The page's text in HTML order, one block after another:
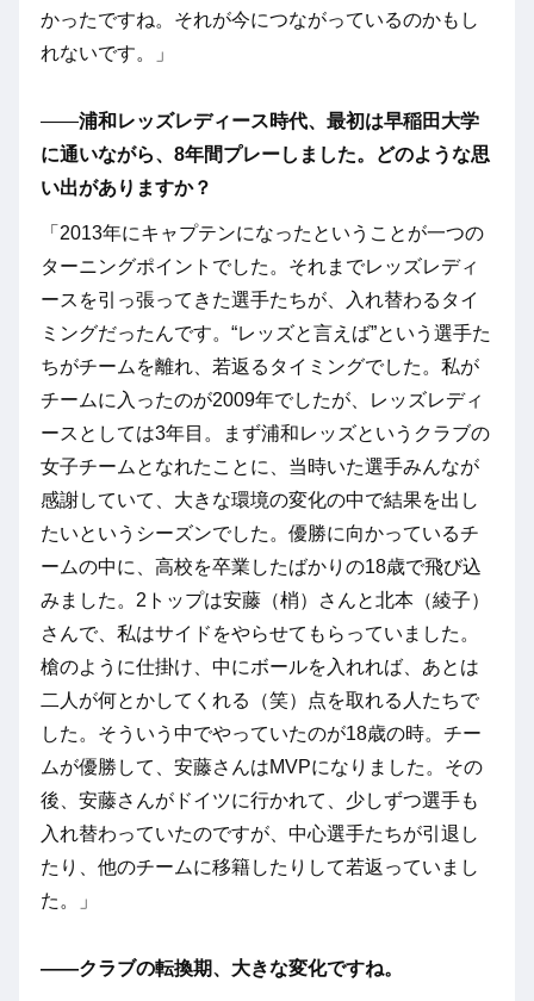
かったですね。それが今につながっているのかもし
れないです。」
――浦和レッズレディース時代、最初は早稲田大学
に通いながら、8年間プレーしました。どのような思
い出がありますか？
「2013年にキャプテンになったということが一つの
ターニングポイントでした。それまでレッズレディ
ースを引っ張ってきた選手たちが、入れ替わるタイ
ミングだったんです。“レッズと言えば”という選手た
ちがチームを離れ、若返るタイミングでした。私が
チームに入ったのが2009年でしたが、レッズレディ
ースとしては3年目。まず浦和レッズというクラブの
女子チームとなれたことに、当時いた選手みんなが
感謝していて、大きな環境の変化の中で結果を出し
たいというシーズンでした。優勝に向かっているチ
ームの中に、高校を卒業したばかりの18歳で飛び込
みました。2トップは安藤（梢）さんと北本（綾子）
さんで、私はサイドをやらせてもらっていました。
槍のように仕掛け、中にボールを入れれば、あとは
二人が何とかしてくれる（笑）点を取れる人たちで
した。そういう中でやっていたのが18歳の時。チー
ムが優勝して、安藤さんはMVPになりました。その
後、安藤さんがドイツに行かれて、少しずつ選手も
入れ替わっていたのですが、中心選手たちが引退し
たり、他のチームに移籍したりして若返っていまし
た。」
――クラブの転換期、大きな変化ですね。